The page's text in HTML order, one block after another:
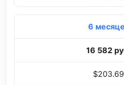
6
16 582
$203.69